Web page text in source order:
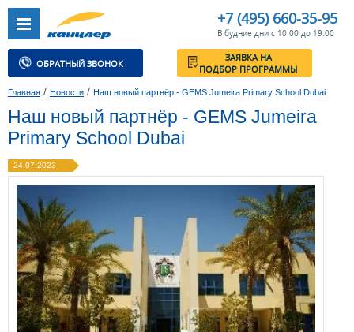
+7 (495) 660-35-95
В будние дни с 10:00 до 19:00
ОБРАТНЫЙ ЗВОНОК
ЗАЯВКА НА
ПОДБОР ПРОГРАММЫ
Главная / Новости / Наш новый партнёр - GEMS Jumeira Primary School Dubai
Наш новый партнёр - GEMS Jumeira
Primary School Dubai
24.07.2023